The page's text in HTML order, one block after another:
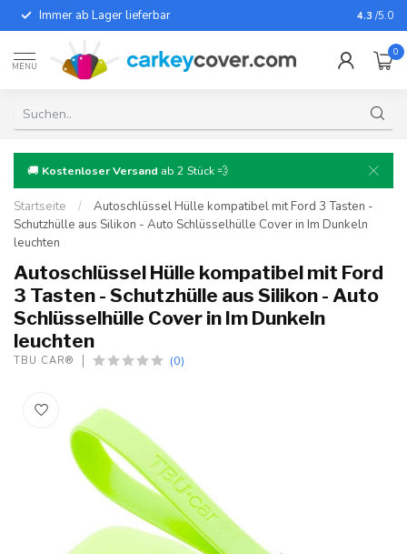
Immer ab Lager lieferbar Für fast
4.3 /5.0
MENU
0
🚚 Kostenloser Versand ab 2 Stück 💨
Startseite /
Autoschlüssel Hülle kompatibel mit Ford 3 Tasten -
Schutzhülle aus Silikon - Auto Schlüsselhülle Cover in Im Dunkeln
leuchten
Autoschlüssel Hülle kompatibel mit Ford
3 Tasten - Schutzhülle aus Silikon - Auto
Schlüsselhülle Cover in Im Dunkeln
leuchten
TBU CAR® (0)